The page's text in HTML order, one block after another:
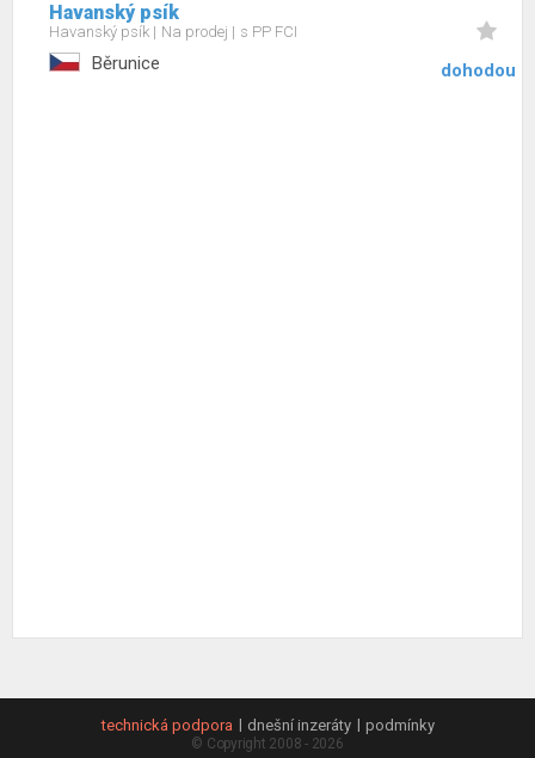
Havanský psík
Havanský psík Na prodej s PP FCI
Běrunice dohodou
technická podpora dnešní inzeráty podmínky
© Copyright 2008 - 2026